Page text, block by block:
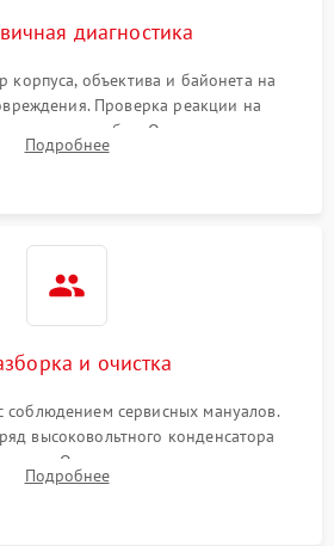
диагностика
корпуса, объектива и байонета на
Проверка реакции на
кодов ошибок. Оценка состояния
работы автофокуса и вспышки.
Подробнее
и очистка
соблюдением сервисных мануалов.
высоковольтного конденсатора
Очистка внутренних узлов от
влаги с помощью спецсредств.
Подробнее